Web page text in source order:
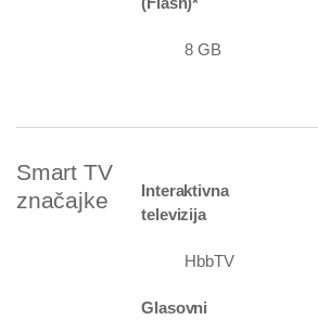
8 GB
Smart TV
značajke
Interaktivna
televizija
HbbTV
Glasovni